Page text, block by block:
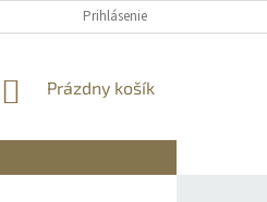
REKLAMÁCIA A VRÁTENIE
Prihlásenie
NÁKUPNÝ
Prázdny košík